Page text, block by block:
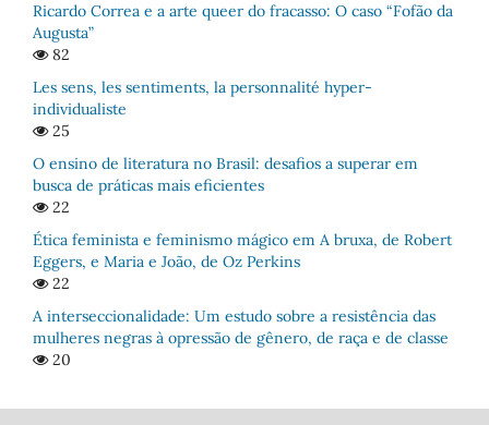
Ricardo Correa e a arte queer do fracasso: O caso “Fofão da
Augusta”
82
Les sens, les sentiments, la personnalité hyper-
individualiste
25
O ensino de literatura no Brasil: desafios a superar em
busca de práticas mais eficientes
22
Ética feminista e feminismo mágico em A bruxa, de Robert
Eggers, e Maria e João, de Oz Perkins
22
A interseccionalidade: Um estudo sobre a resistência das
mulheres negras à opressão de gênero, de raça e de classe
20